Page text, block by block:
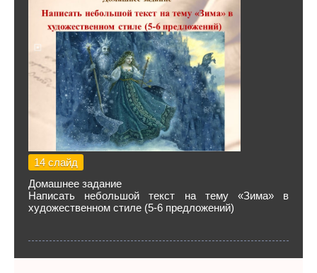
14 слайд
Домашнее задание
Написать небольшой текст на тему «Зима» в
художественном стиле (5-6 предложений)